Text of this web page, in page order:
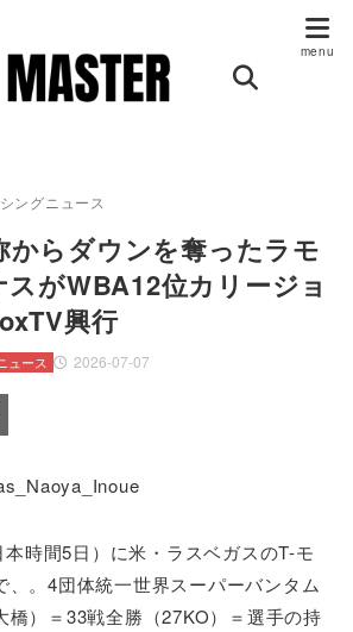
ングニュース
からダウンを奪ったラモ
がWBA12位カリージョ
興行
2026-07-07
ュース
時間5日）に米・ラスベガスのT-モ
、。4団体統一世界スーパーバンタム
橋）＝33戦全勝（27KO）＝選手の持